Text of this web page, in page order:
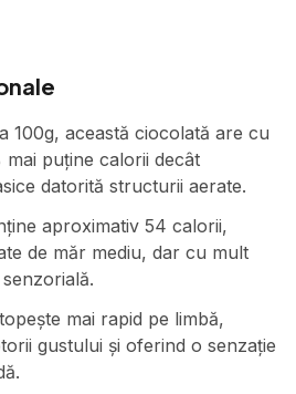
100g, această ciocolată are cu
puține calorii decât
datorită structurii aerate.
aproximativ 54 calorii,
de măr mediu, dar cu mult
mai rapid pe limbă,
gustului și oferind o senzație